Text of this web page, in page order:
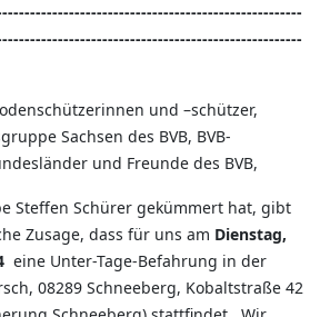
und –schützer,
Sachsen des BVB, BVB-
und Freunde des BVB,
Steffen Schürer gekümmert hat, gibt
Zusage, dass für uns am Dienstag,
eine Unter-Tage-Befahrung in der
08289 Schneeberg, Kobaltstraße 42